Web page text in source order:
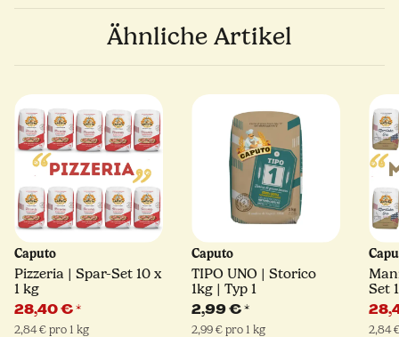
Ähnliche Artikel
Caputo
Pizzeria | Spar-Set 10 x
1 kg
28,40 €*
2,84 € pro 1 kg
Caputo
TIPO UNO | Storico
1kg | Typ 1
2,99 €*
2,99 € pro 1 kg
Set
2,84